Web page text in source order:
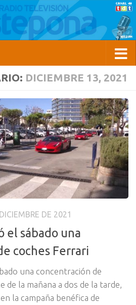
DICIEMBRE 13, 2021
DE 2021
el sábado una
coches Ferrari
una concentración de
de la mañana a dos de la tarde,
la campaña benéfica de